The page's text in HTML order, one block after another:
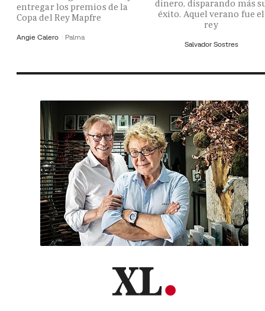
entregar los premios de la
Copa del Rey Mapfre
Angie Calero Palma
dinero, disparando más
éxito. Aquel verano fue el
rey
Salvador Sostres